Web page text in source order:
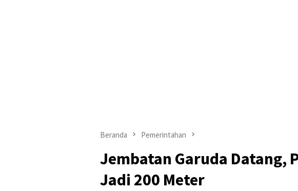
Beranda Pemerintahan
Jembatan Garuda Datang,
Jadi 200 Meter